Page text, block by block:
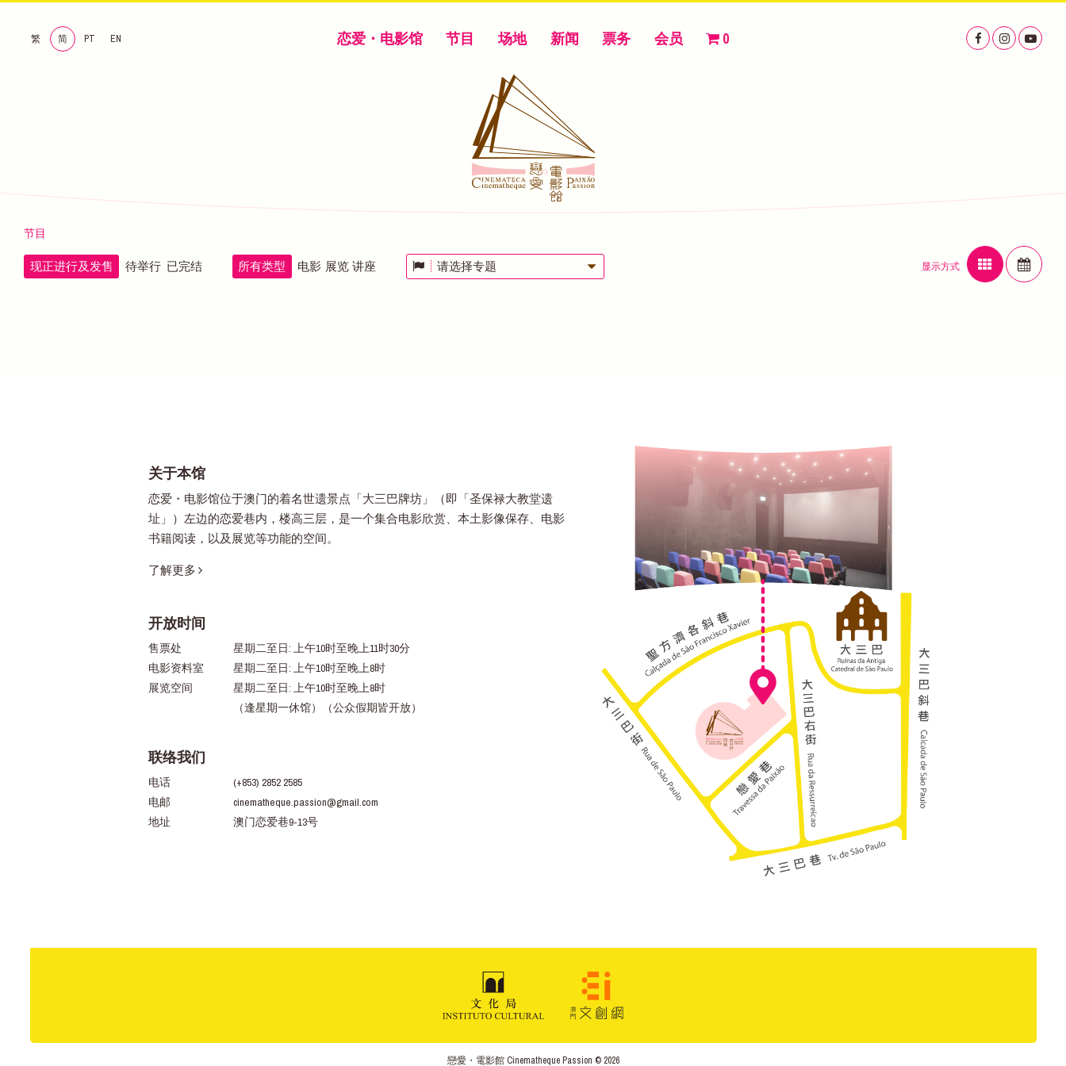
繁 简 PT EN 恋爱・电影馆 节目 场地 新闻 票务 会员 0
节目
现正进行及发售 待举行 已完结 所有类型 电影 展览 讲座 请选择专题 显示方式
关于本馆
恋爱・电影馆位于澳门的着名世遗景点「大三巴牌坊」（即「圣保禄大教堂遗
址」）左边的恋爱巷内，楼高三层，是一个集合电影欣赏、本土影像保存、电影
书籍阅读，以及展览等功能的空间。
了解更多
开放时间
售票处
星期二至日: 上午10时至晚上11时30分
电影资料室
星期二至日: 上午10时至晚上8时
展览空间
星期二至日: 上午10时至晚上8时
（逢星期一休馆）（公众假期皆开放）
联络我们
电话
(+853) 2852 2585
电邮
cinematheque.passion@gmail.com
地址
澳门恋爱巷9-13号
戀愛・電影館 Cinematheque Passion © 2026